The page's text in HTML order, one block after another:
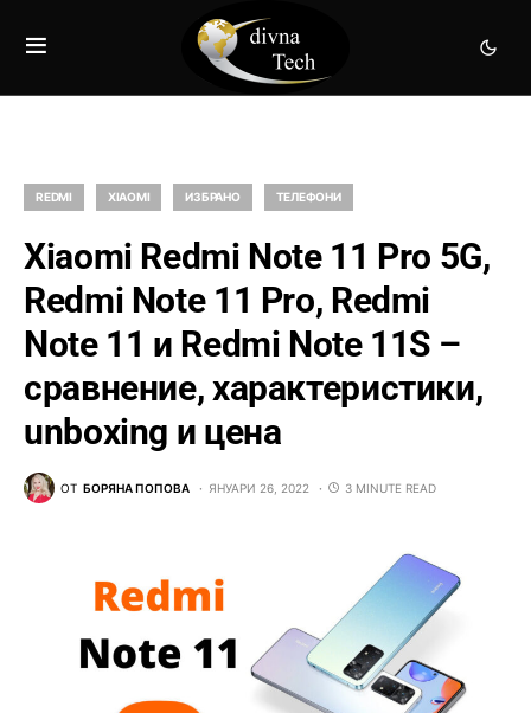
REDMI XIAOMI ИЗБРАНО ТЕЛЕФОНИ
Xiaomi Redmi Note 11 Pro 5G,
Redmi Note 11 Pro, Redmi
Note 11 и Redmi Note 11S –
сравнение, характеристики,
unboxing и цена
ОТ БОРЯНА ПОПОВА ЯНУАРИ 26, 2022 3 MINUTE READ